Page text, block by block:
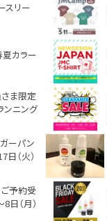
リー
カラー
ま限定
ニング
ーパン
（火）
予約受
（月）